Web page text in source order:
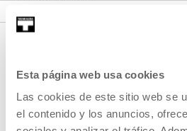
Esta página web usa cookies
Las cookies de este sitio web se
el contenido y los anuncios,